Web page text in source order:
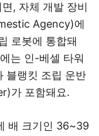
, 자체 개발 장비
Agency)에
로봇에 통합돼
는 인-베셀 타워
랭킷 조립 운반
가 포함돼요.
배 크기인 36~39